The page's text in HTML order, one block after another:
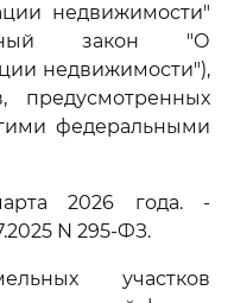
недвижимости"
закон "О
недвижимости"),
предусмотренных
федеральными
2026 года. -
N 295-ФЗ.
участков